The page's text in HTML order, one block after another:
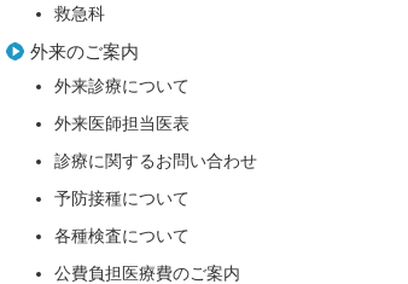
救急科
外来のご案内
外来診療について
外来医師担当医表
診療に関するお問い合わせ
予防接種について
各種検査について
公費負担医療費のご案内